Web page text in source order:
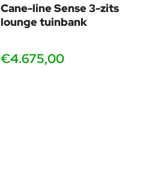
Cane-line Sense 3-zits
lounge tuinbank
€4.675,00